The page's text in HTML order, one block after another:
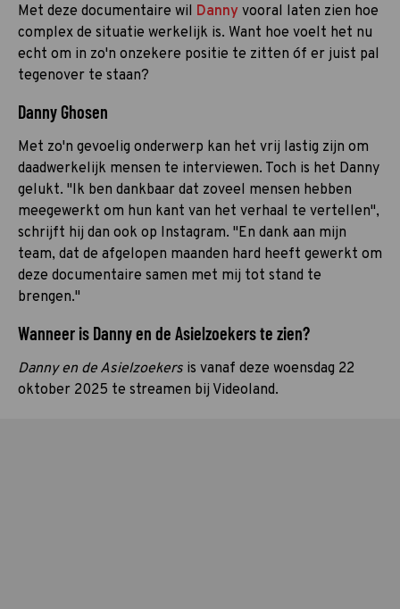
Met deze documentaire wil Danny vooral laten zien hoe
complex de situatie werkelijk is. Want hoe voelt het nu
echt om in zo'n onzekere positie te zitten óf er juist pal
tegenover te staan?
Danny Ghosen
Met zo'n gevoelig onderwerp kan het vrij lastig zijn om
daadwerkelijk mensen te interviewen. Toch is het Danny
gelukt. "Ik ben dankbaar dat zoveel mensen hebben
meegewerkt om hun kant van het verhaal te vertellen",
schrijft hij dan ook op Instagram. "En dank aan mijn
team, dat de afgelopen maanden hard heeft gewerkt om
deze documentaire samen met mij tot stand te
brengen."
Wanneer is Danny en de Asielzoekers te zien?
Danny en de Asielzoekers is vanaf deze woensdag 22
oktober 2025 te streamen bij Videoland.